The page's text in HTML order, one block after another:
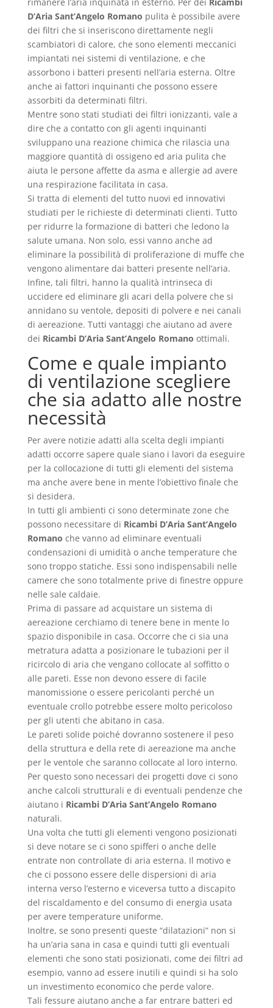
rimanere l’aria inquinata in esterno. Per dei Ricambi
D’Aria Sant’Angelo Romano pulita è possibile avere
dei filtri che si inseriscono direttamente negli
scambiatori di calore, che sono elementi meccanici
impiantati nei sistemi di ventilazione, e che
assorbono i batteri presenti nell’aria esterna. Oltre
anche ai fattori inquinanti che possono essere
assorbiti da determinati filtri.
Mentre sono stati studiati dei filtri ionizzanti, vale a
dire che a contatto con gli agenti inquinanti
sviluppano una reazione chimica che rilascia una
maggiore quantità di ossigeno ed aria pulita che
aiuta le persone affette da asma e allergie ad avere
una respirazione facilitata in casa.
Si tratta di elementi del tutto nuovi ed innovativi
studiati per le richieste di determinati clienti. Tutto
per ridurre la formazione di batteri che ledono la
salute umana. Non solo, essi vanno anche ad
eliminare la possibilità di proliferazione di muffe che
vengono alimentare dai batteri presente nell’aria.
Infine, tali filtri, hanno la qualità intrinseca di
uccidere ed eliminare gli acari della polvere che si
annidano su ventole, depositi di polvere e nei canali
di aereazione. Tutti vantaggi che aiutano ad avere
dei Ricambi D’Aria Sant’Angelo Romano ottimali.
Come e quale impianto
di ventilazione scegliere
che sia adatto alle nostre
necessità
Per avere notizie adatti alla scelta degli impianti
adatti occorre sapere quale siano i lavori da eseguire
per la collocazione di tutti gli elementi del sistema
ma anche avere bene in mente l’obiettivo finale che
si desidera.
In tutti gli ambienti ci sono determinate zone che
possono necessitare di Ricambi D’Aria Sant’Angelo
Romano che vanno ad eliminare eventuali
condensazioni di umidità o anche temperature che
sono troppo statiche. Essi sono indispensabili nelle
camere che sono totalmente prive di finestre oppure
nelle sale caldaie.
Prima di passare ad acquistare un sistema di
aereazione cerchiamo di tenere bene in mente lo
spazio disponibile in casa. Occorre che ci sia una
metratura adatta a posizionare le tubazioni per il
ricircolo di aria che vengano collocate al soffitto o
alle pareti. Esse non devono essere di facile
manomissione o essere pericolanti perché un
eventuale crollo potrebbe essere molto pericoloso
per gli utenti che abitano in casa.
Le pareti solide poiché dovranno sostenere il peso
della struttura e della rete di aereazione ma anche
per le ventole che saranno collocate al loro interno.
Per questo sono necessari dei progetti dove ci sono
anche calcoli strutturali e di eventuali pendenze che
aiutano i Ricambi D’Aria Sant’Angelo Romano
naturali.
Una volta che tutti gli elementi vengono posizionati
si deve notare se ci sono spifferi o anche delle
entrate non controllate di aria esterna. Il motivo e
che ci possono essere delle dispersioni di aria
interna verso l’esterno e viceversa tutto a discapito
del riscaldamento e del consumo di energia usata
per avere temperature uniforme.
Inoltre, se sono presenti queste “dilatazioni” non si
ha un’aria sana in casa e quindi tutti gli eventuali
elementi che sono stati posizionati, come dei filtri ad
esempio, vanno ad essere inutili e quindi si ha solo
un investimento economico che perde valore.
Tali fessure aiutano anche a far entrare batteri ed